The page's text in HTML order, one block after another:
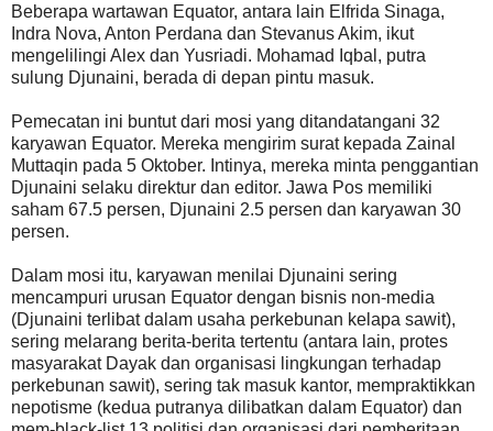
Beberapa wartawan Equator, antara lain Elfrida Sinaga,
Indra Nova, Anton Perdana dan Stevanus Akim, ikut
mengelilingi Alex dan Yusriadi. Mohamad Iqbal, putra
sulung Djunaini, berada di depan pintu masuk.
Pemecatan ini buntut dari mosi yang ditandatangani 32
karyawan Equator. Mereka mengirim surat kepada Zainal
Muttaqin pada 5 Oktober. Intinya, mereka minta penggantian
Djunaini selaku direktur dan editor. Jawa Pos memiliki
saham 67.5 persen, Djunaini 2.5 persen dan karyawan 30
persen.
Dalam mosi itu, karyawan menilai Djunaini sering
mencampuri urusan Equator dengan bisnis non-media
(Djunaini terlibat dalam usaha perkebunan kelapa sawit),
sering melarang berita-berita tertentu (antara lain, protes
masyarakat Dayak dan organisasi lingkungan terhadap
perkebunan sawit), sering tak masuk kantor, mempraktikkan
nepotisme (kedua putranya dilibatkan dalam Equator) dan